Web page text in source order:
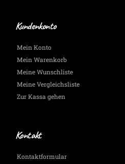
Laufenden.
Kundenkonto
Mein Konto
Mein Warenkorb
Meine Wunschliste
Meine Vergleichsliste
Zur Kassa gehen
Kontakt
Kontaktformular